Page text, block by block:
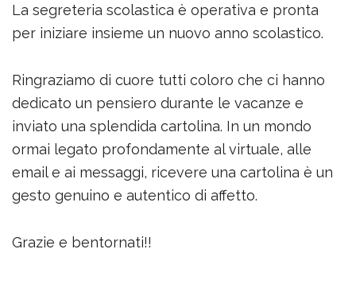
La segreteria scolastica è operativa e pronta
per iniziare insieme un nuovo anno scolastico.
Ringraziamo di cuore tutti coloro che ci hanno
dedicato un pensiero durante le vacanze e
inviato una splendida cartolina. In un mondo
ormai legato profondamente al virtuale, alle
email e ai messaggi, ricevere una cartolina è un
gesto genuino e autentico di affetto.
Grazie e bentornati!!